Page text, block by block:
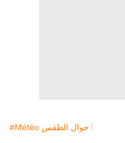
#Météo ٱحوال الطقس